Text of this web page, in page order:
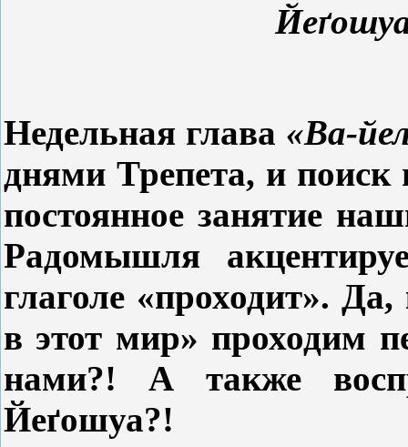
Йе
Недельная глава «Ва-
днями Трепета, и поиск
постоянное занятие
Радомышля
глаголе «проходит».
в этот мир» проходим
нами?! А также
Йеґошуа?!